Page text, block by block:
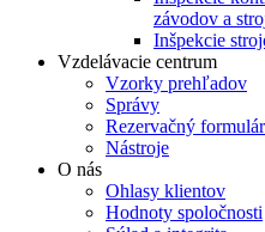
závodov a
Inšpekcie
Vzdelávacie centrum
Vzorky prehľadov
Správy
Rezervačný formulár
Nástroje
O nás
Ohlasy klientov
Hodnoty spoločnosti